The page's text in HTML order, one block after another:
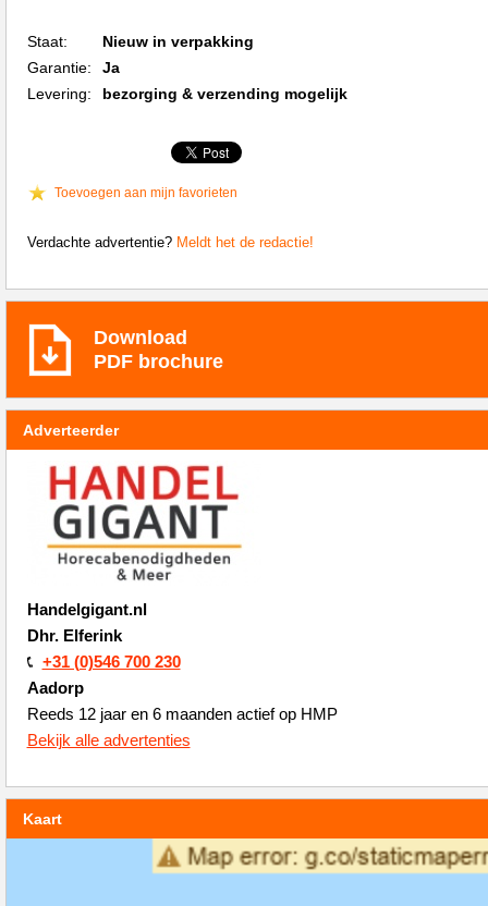
Staat:
Nieuw in verpakking
Garantie:
Ja
Levering:
bezorging & verzending mogelijk
Toevoegen aan mijn favorieten
Verdachte advertentie? Meldt het de redactie!
Download
PDF brochure
Adverteerder
Handelgigant.nl
Dhr. Elferink
+31 (0)546 700 230
Aadorp
Reeds 12 jaar en 6 maanden actief op HMP
Bekijk alle advertenties
Kaart